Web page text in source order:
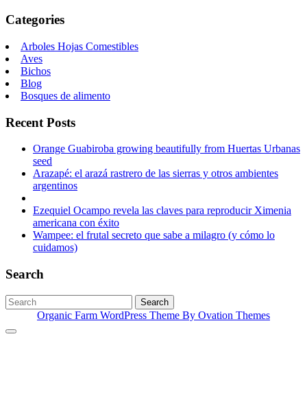
Categories
Arboles Hojas Comestibles
Aves
Bichos
Blog
Bosques de alimento
Recent Posts
Orange Guabiroba growing beautifully from Huertas Urbanas
seed
Arazapé: el arazá rastrero de las sierras y otros ambientes
argentinos
Ezequiel Ocampo revela las claves para reproducir Ximenia
americana con éxito
Wampee: el frutal secreto que sabe a milagro (y cómo lo
cuidamos)
Search
Search
Organic Farm WordPress Theme By Ovation Themes